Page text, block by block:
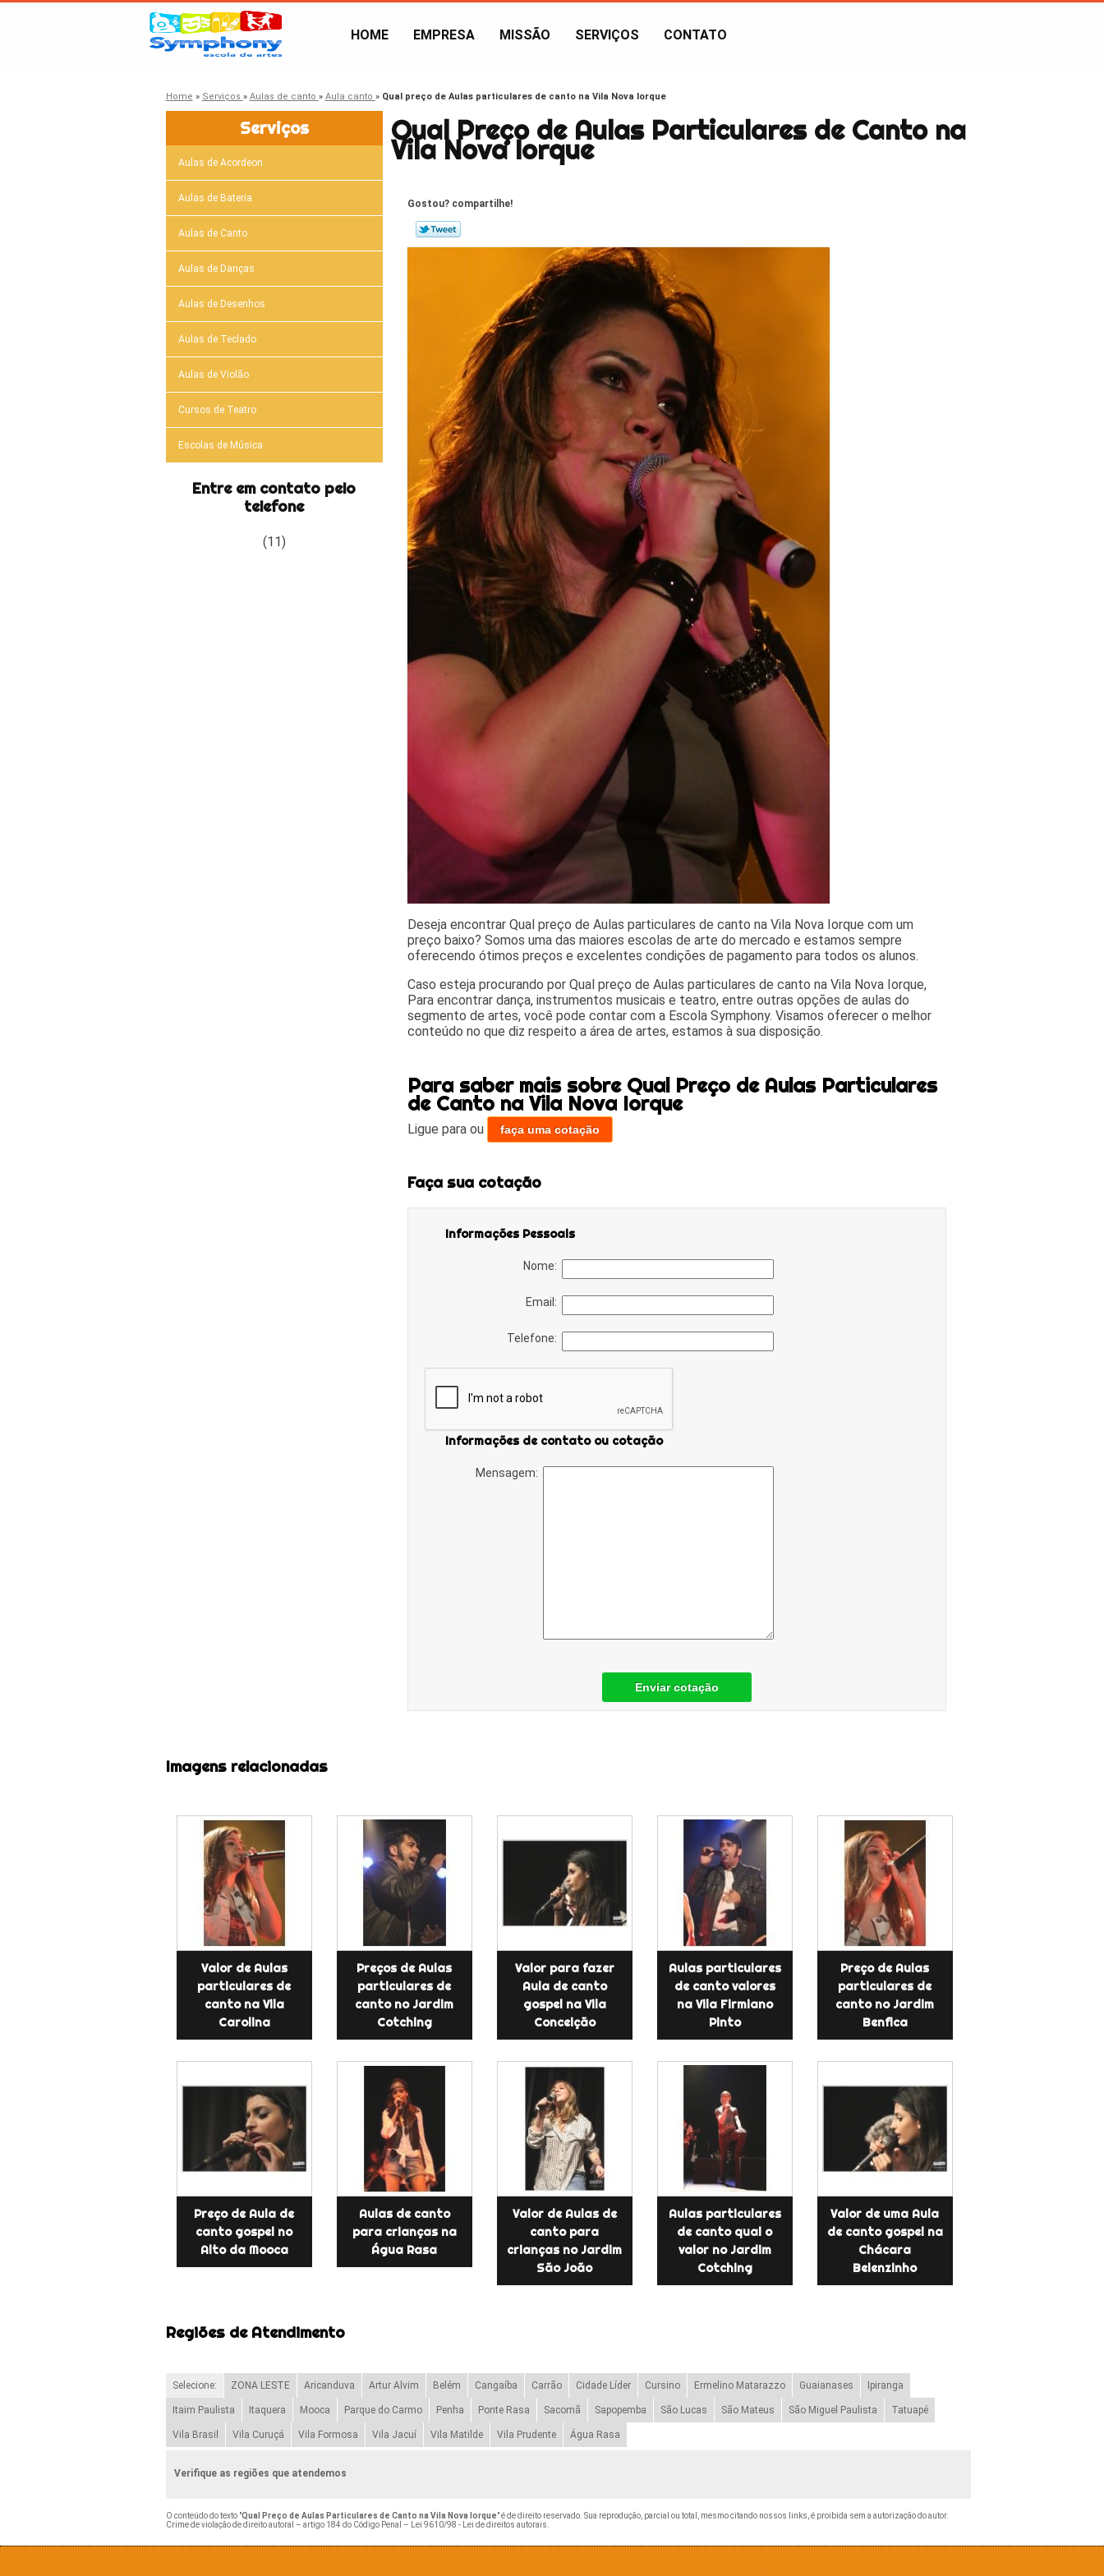
HOME EMPRESA MISSÃO SERVIÇOS CONTATO
Home » Serviços » Aulas de canto » Aula canto » Qual preço de Aulas particulares de canto na Vila Nova Iorque
Serviços
Aulas de Acordeon
Aulas de Bateria
Aulas de Canto
Aulas de Danças
Aulas de Desenhos
Aulas de Teclado
Aulas de Violão
Cursos de Teatro
Escolas de Música
Entre em contato pelo
telefone
(11)
Qual Preço de Aulas Particulares de Canto na
Vila Nova Iorque
Gostou? compartilhe!
Deseja encontrar Qual preço de Aulas particulares de canto na Vila Nova Iorque com um
preço baixo? Somos uma das maiores escolas de arte do mercado e estamos sempre
oferecendo ótimos preços e excelentes condições de pagamento para todos os alunos.
Caso esteja procurando por Qual preço de Aulas particulares de canto na Vila Nova Iorque,
Para encontrar dança, instrumentos musicais e teatro, entre outras opções de aulas do
segmento de artes, você pode contar com a Escola Symphony. Visamos oferecer o melhor
conteúdo no que diz respeito a área de artes, estamos à sua disposição.
Para saber mais sobre Qual Preço de Aulas Particulares
de Canto na Vila Nova Iorque
Ligue para ou faça uma cotação
Faça sua cotação
Informações Pessoais
Nome:
Email:
Telefone:
Informações de contato ou cotação
Mensagem:
Enviar cotação
Imagens relacionadas
Valor de Aulas
particulares de
canto na Vila
Carolina
Preços de Aulas
particulares de
canto no Jardim
Cotching
Valor para fazer
Aula de canto
gospel na Vila
Conceição
Aulas particulares
de canto valores
na Vila Firmiano
Pinto
Preço de Aulas
particulares de
canto no Jardim
Benfica
Preço de Aula de
canto gospel no
Alto da Mooca
Aulas de canto
para crianças na
Água Rasa
Valor de Aulas de
canto para
crianças no Jardim
São João
Aulas particulares
de canto qual o
valor no Jardim
Cotching
Valor de uma Aula
de canto gospel na
Chácara
Belenzinho
Regiões de Atendimento
Selecione: ZONA LESTE Aricanduva Artur Alvim Belém Cangaíba Carrão Cidade Líder Cursino Ermelino Matarazzo Guaianases Ipiranga
Itaim Paulista Itaquera Mooca Parque do Carmo Penha Ponte Rasa Sacomã Sapopemba São Lucas São Mateus São Miguel Paulista Tatuapé
Vila Brasil Vila Curuçá Vila Formosa Vila Jacuí Vila Matilde Vila Prudente Água Rasa
Verifique as regiões que atendemos
O conteúdo do texto "Qual Preço de Aulas Particulares de Canto na Vila Nova Iorque" é de direito reservado. Sua reprodução, parcial ou total, mesmo citando nossos links, é proibida sem a autorização do autor.
Crime de violação de direito autoral – artigo 184 do Código Penal –
Lei 9610/98 - Lei de direitos autorais